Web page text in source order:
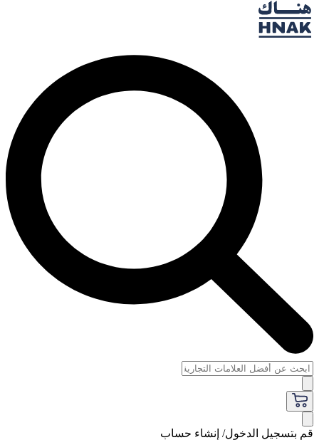
قم بتسجيل الدخول/ إنشاء حساب